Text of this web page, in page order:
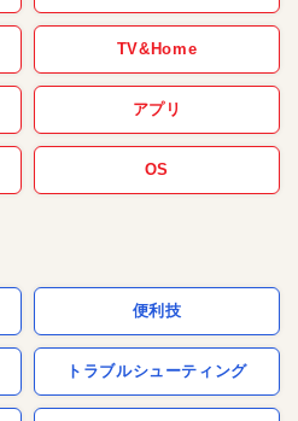
TV&Home
アプリ
OS
便利技
トラブルシューティング